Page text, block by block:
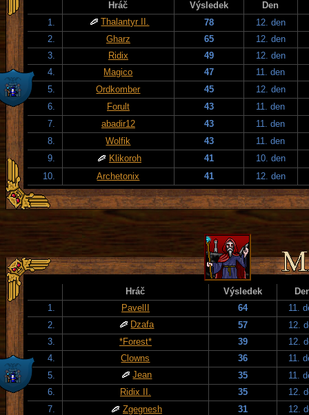
Hráč Výsledek
Den
1.
Thalantyr II. 78
12. den
2.
Gharz 65
12. den
3.
Ridix 49
12. den
4.
Magico 47
11. den
5.
Ordkomber 45
12. den
6.
Forult 43
11. den
7.
abadir12 43
11. den
8.
Wolfik 43
11. den
9.
Klikoroh 41
10. den
10.
Archetonix 41 12. den
Hráč Výsledek
1.
PavelII 64
11.
2.
Dzafa 57
12.
3.
*Forest* 39
12.
4.
Clowns 36
11.
5.
Jean 35
11.
6.
Ridix II. 35
12.
7.
Zgegnesh 31
12.